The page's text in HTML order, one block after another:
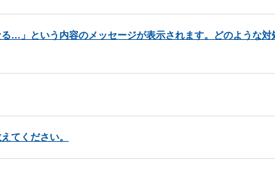
…」という内容のメッセージが表示されます。どのような対
てください。